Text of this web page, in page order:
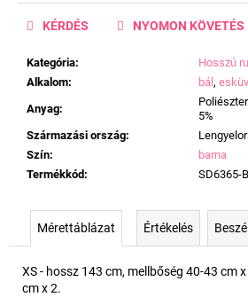
Kategória:
Hosszú
Alkalom: bál,
Anyag:
5%
Származási ország:
Szín:
barna
Termékkód: SD6365-
KÉRDÉS NYOMON KÖVETÉS
Mérettáblázat Értékelés
XS - hossz 143 cm, mellbőség 40-43 cm
cm x 2.